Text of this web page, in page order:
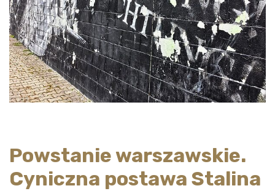
Powstanie warszawskie.
Cyniczna postawa Stalina